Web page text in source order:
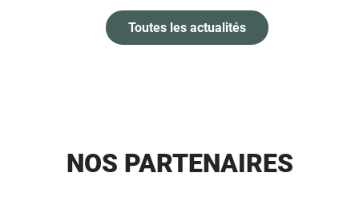
Toutes les actualités
NOS PARTENAIRES